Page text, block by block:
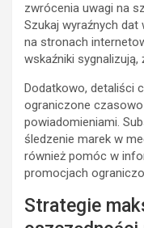
zwrócenia uwagi na
Szukaj wyraźnych
na stronach
wskaźniki
Dodatkowo, detaliści
ograniczone
powiadomieniami.
śledzenie marek w
również pomóc w
promocjach
Strategie